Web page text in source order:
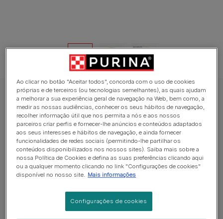
GOURMET Gold Alimento Húmido para Gatos
GOURMET Gold Tartelette DUO com Atum
e Peixe do Oceano
Average:4 (1vote)
Formatos disponíveis: 85g
Alimento completo para gatos adultos.
Tartelette, uma deliciosa gama preparada com
Ao clicar no botão "Aceitar todos", concorda com o uso de cookies
próprias e de terceiros (ou tecnologias semelhantes), as quais ajudam
a melhorar a sua experiência geral de navegação na Web, bem como, a
medir as nossas audiências, conhecer os seus hábitos de navegação,
recolher informação útil que nos permita a nós e aos nossos
parceiros criar perfis e fornecer-lhe anúncios e conteúdos adaptados
aos seus interesses e hábitos de navegação, e ainda fornecer
funcionalidades de redes sociais (permitindo-lhe partilhar os
conteúdos disponibilizados nos nossos sites). Saiba mais sobre a
nossa Política de Cookies e defina as suas preferências clicando aqui
ou a qualquer momento clicando no link "Configurações de cookies"
disponível no nosso site. Mais informações
Configurações de cookies